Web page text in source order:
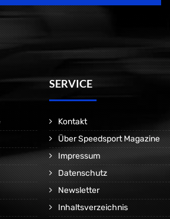
SERVICE
Kontakt
Über Speedsport Magazine
Impressum
Datenschutz
Newsletter
Inhaltsverzeichnis